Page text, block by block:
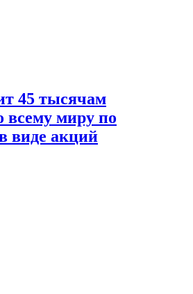
45 тысячам
всему миру по
виде акций